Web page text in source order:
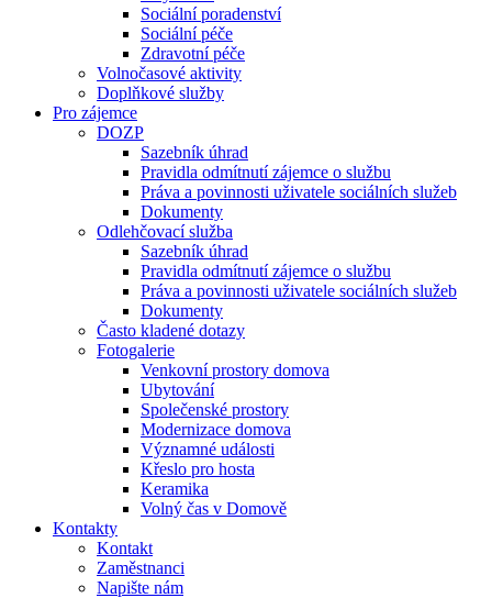
Sociální poradenství
Sociální péče
Zdravotní péče
Volnočasové aktivity
Doplňkové služby
Pro zájemce
DOZP
Sazebník úhrad
Pravidla odmítnutí zájemce o službu
Práva a povinnosti uživatele sociálních služeb
Dokumenty
Odlehčovací služba
Sazebník úhrad
Pravidla odmítnutí zájemce o službu
Práva a povinnosti uživatele sociálních služeb
Dokumenty
Často kladené dotazy
Fotogalerie
Venkovní prostory domova
Ubytování
Společenské prostory
Modernizace domova
Významné události
Křeslo pro hosta
Keramika
Volný čas v Domově
Kontakty
Kontakt
Zaměstnanci
Napište nám